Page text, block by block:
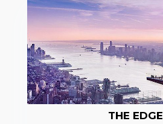
THE EDGE